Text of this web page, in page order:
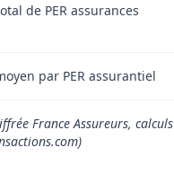
de PER assurances
par PER assurantiel
France Assureurs, calculs